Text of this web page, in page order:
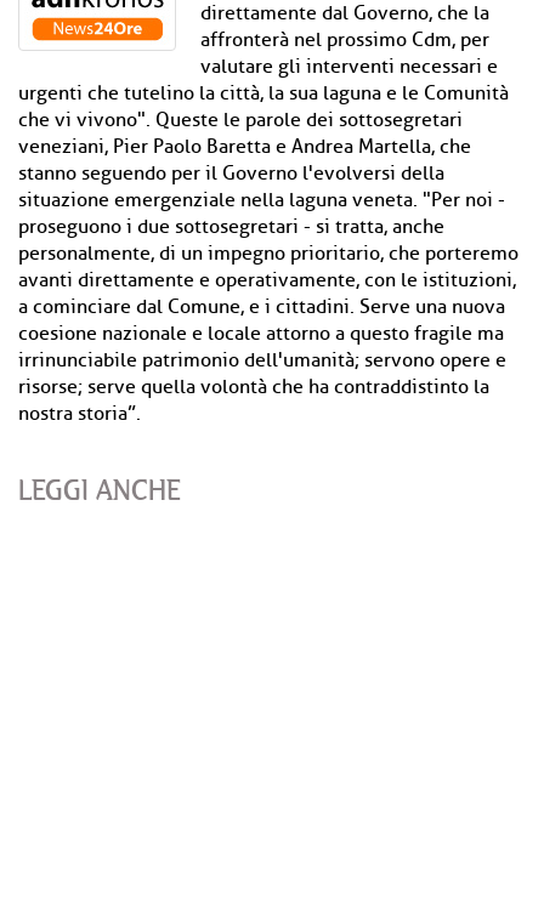
direttamente dal Governo, che la
affronterà nel prossimo Cdm, per
valutare gli interventi necessari e
urgenti che tutelino la città, la sua laguna e le Comunità
che vi vivono". Queste le parole dei sottosegretari
veneziani, Pier Paolo Baretta e Andrea Martella, che
stanno seguendo per il Governo l'evolversi della
situazione emergenziale nella laguna veneta. "Per noi -
proseguono i due sottosegretari - si tratta, anche
personalmente, di un impegno prioritario, che porteremo
avanti direttamente e operativamente, con le istituzioni,
a cominciare dal Comune, e i cittadini. Serve una nuova
coesione nazionale e locale attorno a questo fragile ma
irrinunciabile patrimonio dell'umanità; servono opere e
risorse; serve quella volontà che ha contraddistinto la
nostra storia”.
LEGGI ANCHE